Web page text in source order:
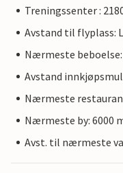
Treningssenter :
Avstand til flyplass:
Nærmeste beboelse:
Avstand
Nærmeste
Nærmeste by: 6000
Avst. til nærmeste